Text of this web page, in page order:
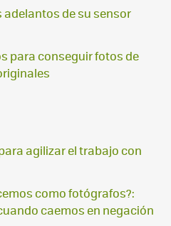
de su sensor
para conseguir fotos de
agilizar el trabajo con
como fotógrafos?:
caemos en negación